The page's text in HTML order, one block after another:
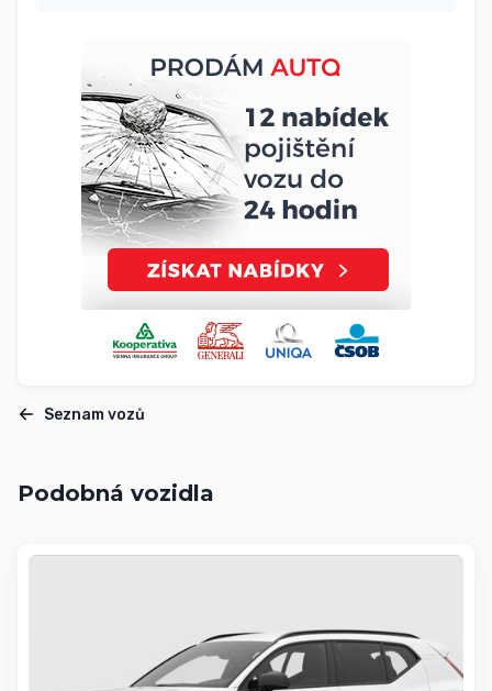
Seznam vozů
Podobná vozidla